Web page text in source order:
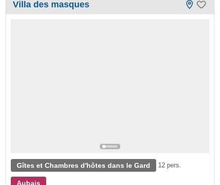
Villa des masques
Gîtes et Chambres d'hôtes dans le Gard 12 pers.
Aubais